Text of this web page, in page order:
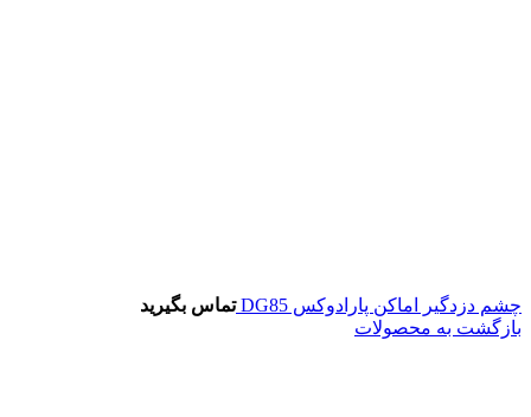
چشم دزدگیر اماکن پارادوکس DG85
تماس بگیرید
بازگشت به محصولات